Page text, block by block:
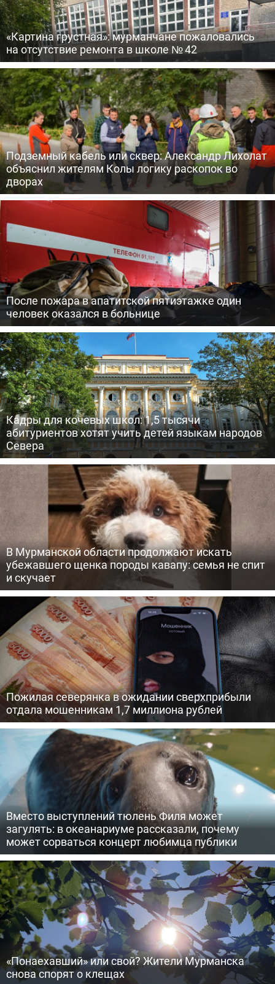
«Картина грустная»: мурманчане пожаловались
на отсутствие ремонта в школе № 42
Подземный кабель или сквер: Александр Лихолат
объяснил жителям Колы логику раскопок во
дворах
После пожара в апатитской пятиэтажке один
человек оказался в больнице
Кадры для кочевых школ: 1,5 тысячи
абитуриентов хотят учить детей языкам народов
Севера
В Мурманской области продолжают искать
убежавшего щенка породы кавапу: семья не спит
и скучает
Пожилая северянка в ожидании сверхприбыли
отдала мошенникам 1,7 миллиона рублей
Вместо выступлений тюлень Филя может
загулять: в океанариуме рассказали, почему
может сорваться концерт любимца публики
«Понаехавший» или свой? Жители Мурманска
снова спорят о клещах